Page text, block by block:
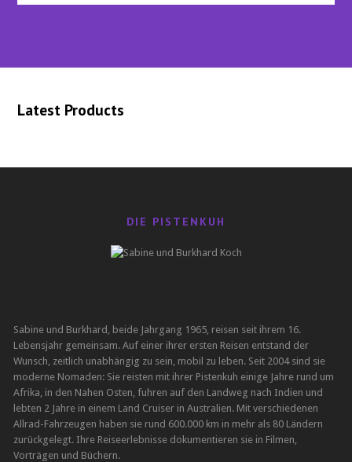
Latest Products
DIE PISTENKUH
Sabine und Burkhard, beide Jahrgang 1965, reisen seit ihrem 16.
Lebensjahr gemeinsam. Auf einer ihrer ersten Reisen entstand der
Wunsch, zeitlich unabhängig zu sein, mobil zu leben. Seit 2004 sind sie
moderne Nomaden: Sie reisten mit ihrer Pistenkuh einige Jahre rund um
Afrika, in den Nahen Osten, fuhren auf den Landweg nach Indien und
lebten 2 Jahre in einem Land Cruiser in Australien. Mit verschiedenen
Allrad-Fahrzeugen haben sie rund 600.000 km in mehr als 80 Ländern
zurückgelegt. Ihre Reiseerlebnisse dokumentieren sie in Filmen,
Vorträgen und Büchern.